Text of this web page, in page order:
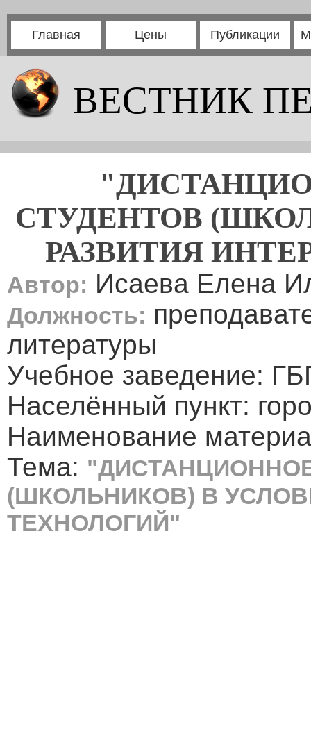
Главная Цены Публикации
ВЕСТНИК
СТУДЕНТОВ
РАЗВИТИЯ
Автор: Исаева Елена
Должность:
литературы
Учебное заведение:
Населённый пункт:
Наименование
Тема:
(ШКОЛЬНИКОВ) В
ТЕХНОЛОГИЙ"